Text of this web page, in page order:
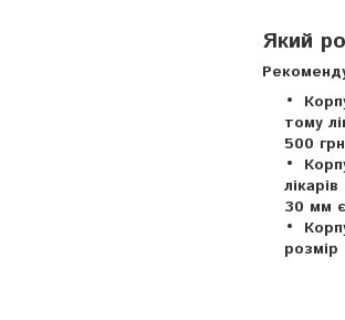
Який
тому
500
30 мм